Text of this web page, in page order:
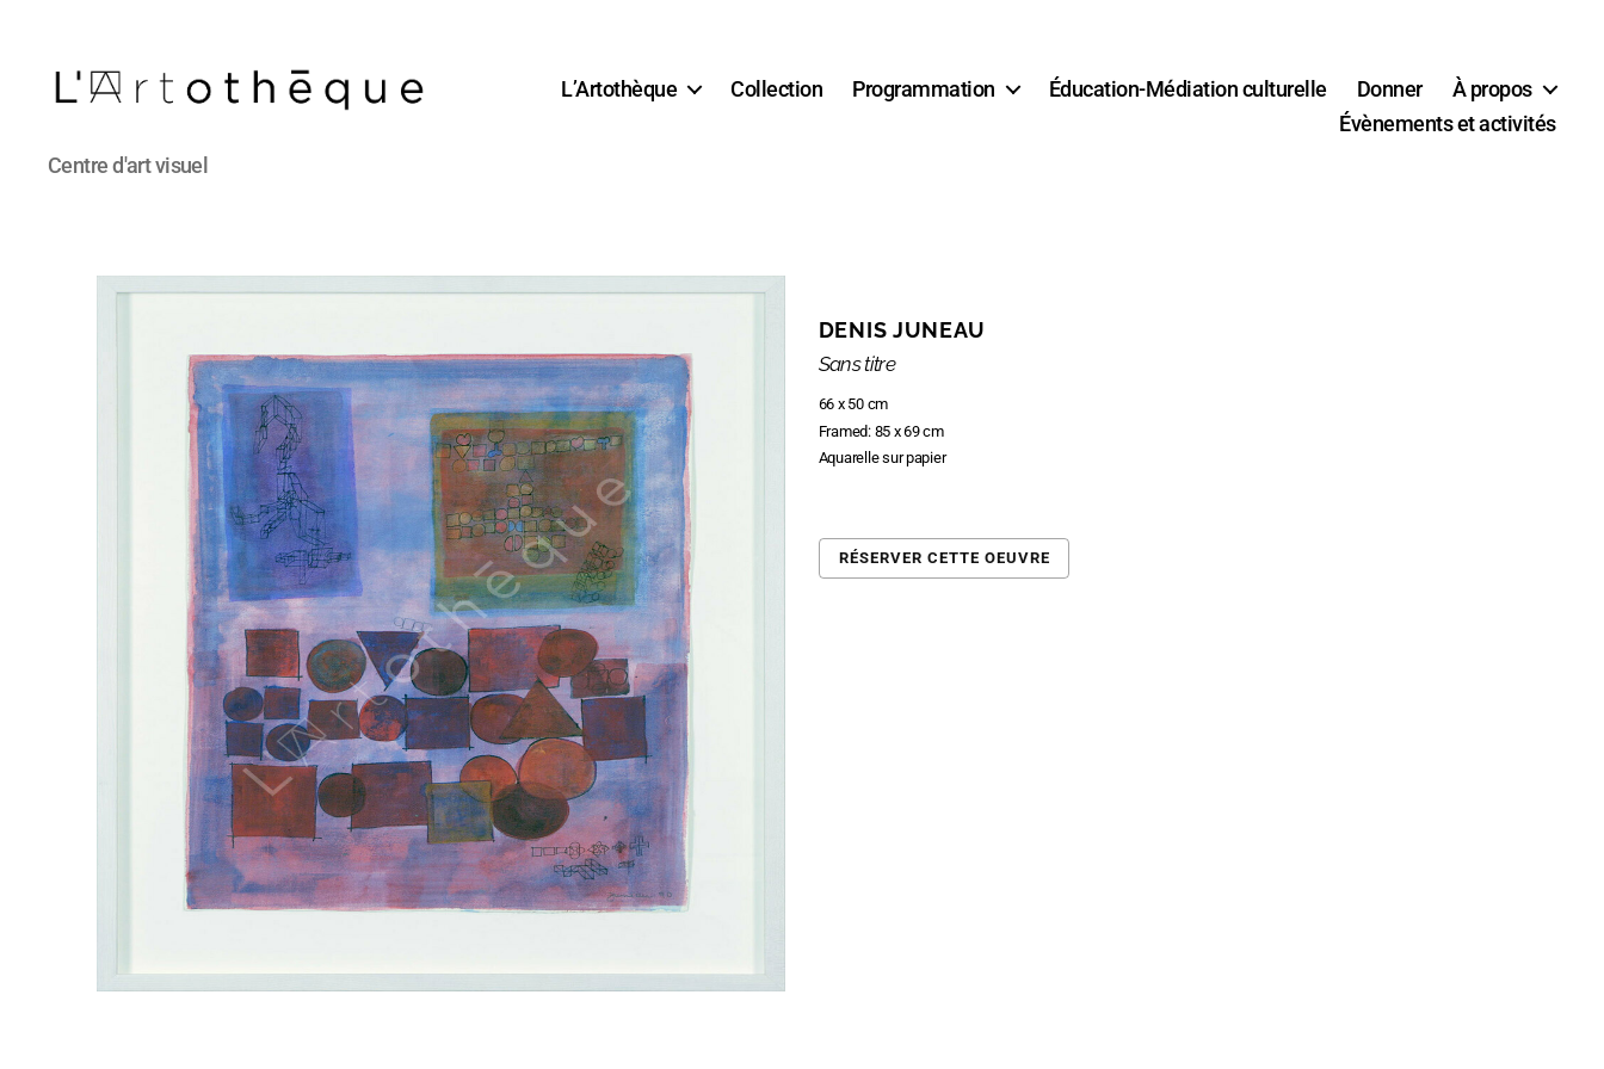
L'Artothèque
Centre d'art visuel
L’Artothèque Collection Programmation Éducation-Médiation culturelle Donner
À propos
Évènements et activités
DENIS JUNEAU
Sans titre
66 x 50 cm
Framed: 85 x 69 cm
Aquarelle sur papier
RÉSERVER CETTE OEUVRE